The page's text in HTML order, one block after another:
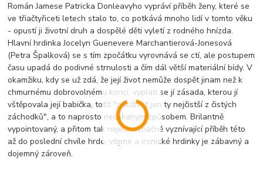
Román Jamese Patricka Donleavyho vypráví příběh ženy, které se
ve třiačtyřiceti letech stalo to, co potkává mnoho lidí v tomto věku
- opustí ji životní druh a dospělé děti vyletí z rodného hnízda.
Hlavní hrdinka Jocelyn Guenevere Marchantierová-Jonesová
(Petra Špalková) se s tím zpočátku vyrovnává se ctí, ale postupem
času upadá do podivné strnulosti a čím dál větší materiální bídy. V
okamžiku, kdy se už zdá, že její život nemůže dospět jinam než k
chmurnému dobrovolnému konci, vyplatí se jí zásada, kterou jí
vštěpovala její babička, totiž "používat jen ty nejčistší z čistých
záchodků", a to naprosto nečekaným způsobem. Brilantně
vypointovaný, a přitom tak nejednoznačně vyznívající příběh této
až do poslední chvíle hrdé, vtipné a ironické hrdinky je zábavný a
dojemný zároveň.